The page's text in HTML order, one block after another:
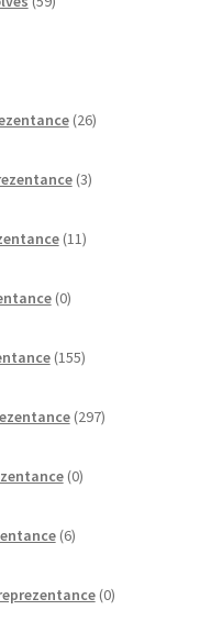
izdelkov
26izdelkov
3izdelki
11izdelkov
0izdelkov
155izdelkov
297izdelkov
0izdelkov
6izdelkov
0izdelkov